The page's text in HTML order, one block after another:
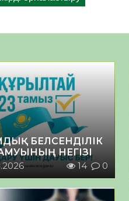
БЕЛСЕНДІЛІК
НЕГІЗІ
14 0